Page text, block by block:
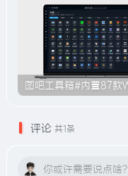
评论 共1条
你或许需要说点啥？